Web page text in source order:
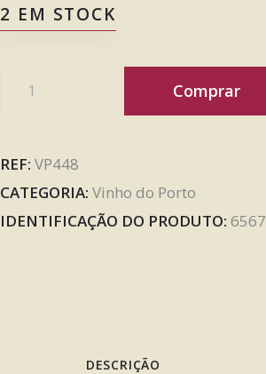
2 EM STOCK
Comprar
REF: VP448
CATEGORIA: Vinho do Porto
IDENTIFICAÇÃO DO PRODUTO: 6567
DESCRIÇÃO